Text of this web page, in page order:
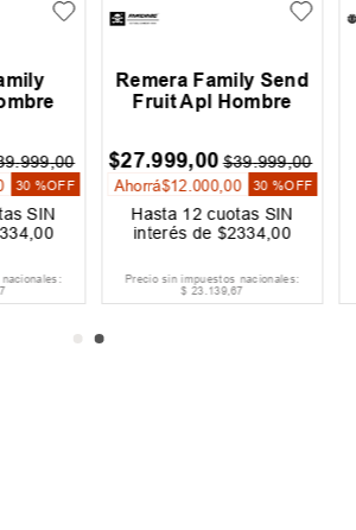
.999,00
30 %OFF
SIN
, 00
Remera Family Send
Fruit Apl Hombre
$27.999,00 $39.999,00
Ahorrá$12. 000,00 30 %OFF
Hasta 12cuotas SIN
interés de $2334, 00
Precio sin impuestos nacionales:
$ 23.139,67